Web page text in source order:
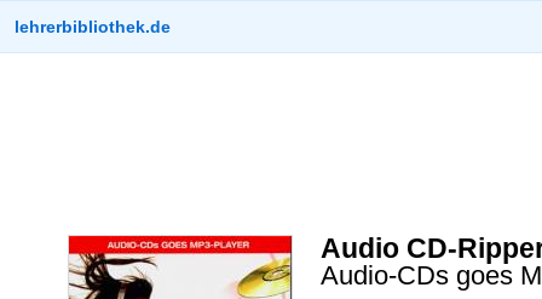
lehrerbibliothek.de
Audio CD-
Audio-CDs goes